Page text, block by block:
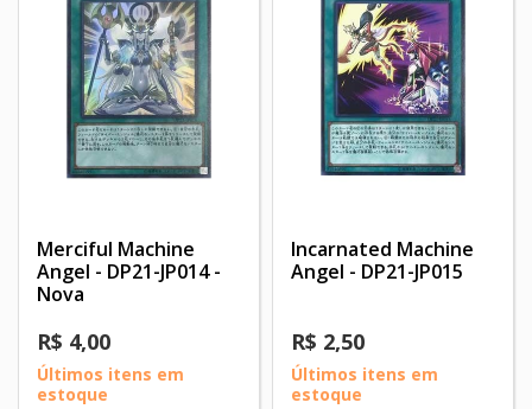
Merciful Machine
Angel - DP21-JP014 -
Nova
R$ 4,00
Últimos itens em
estoque
Incarnated Machine
Angel - DP21-JP015
R$ 2,50
Últimos itens em
estoque